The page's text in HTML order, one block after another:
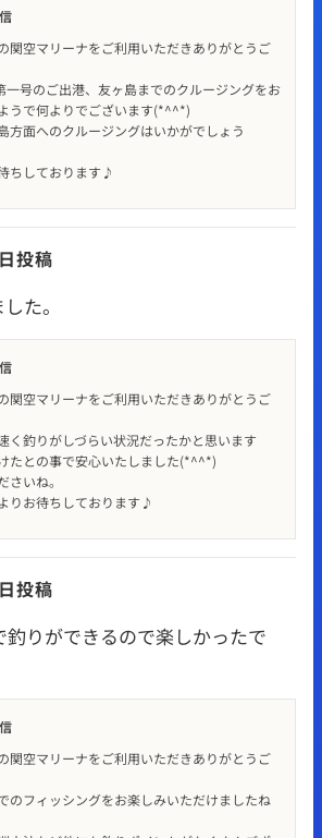
関空マリーナをご利用いただきありがとうご
一号のご出港、友ヶ島までのクルージングをお
うで何よりでございます(*^^*)
方面へのクルージングはいかがでしょう
ちしております♪
投稿
た。
関空マリーナをご利用いただきありがとうご
く釣りがしづらい状況だったかと思います
たとの事で安心いたしました(*^^*)
さいね。
りお待ちしております♪
投稿
釣りができるので楽しかったで
関空マリーナをご利用いただきありがとうご
のフィッシングをお楽しみいただけましたね